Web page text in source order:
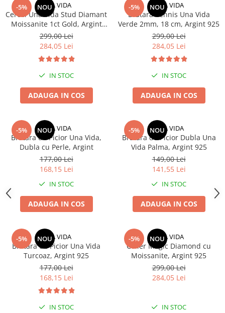
-5% NOU
UNA VIDA
Cercei Una Vida Stud Diamant
Moissanite 1ct Gold, Argint
925
299,00 Lei
284,05 Lei
IN STOC
ADAUGA IN COS
-5% NOU
UNA VIDA
Bratara Tennis Una Vida
Verde 2mm, 18 cm, Argint 925
299,00 Lei
284,05 Lei
IN STOC
ADAUGA IN COS
-5% NOU
UNA VIDA
Bratara de Picior Una Vida,
Dubla cu Perle, Argint
177,00 Lei
168,15 Lei
IN STOC
ADAUGA IN COS
-5% NOU
UNA VIDA
Bratara de Picior Dubla Una
Vida Palma, Argint 925
149,00 Lei
141,55 Lei
IN STOC
ADAUGA IN COS
-5% NOU
UNA VIDA
Bratara de Picior Una Vida
Turcoaz, Argint 925
177,00 Lei
168,15 Lei
IN STOC
-5% NOU
UNA VIDA
Colier Magic Diamond cu
Moissanite, Argint 925
299,00 Lei
284,05 Lei
IN STOC